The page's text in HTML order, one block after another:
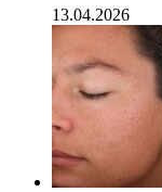
13.04.2026